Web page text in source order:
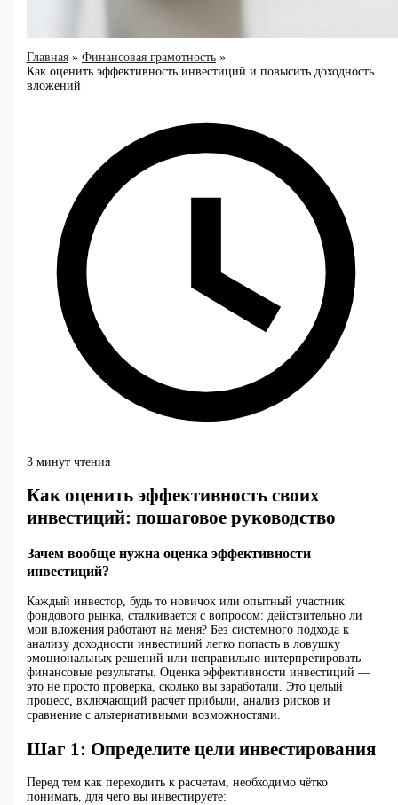
Главная
Финансовая грамотность
Как оценить эффективность инвестиций и повысить доходность
вложений
3 минут чтения
Как оценить эффективность своих
инвестиций: пошаговое руководство
Зачем вообще нужна оценка эффективности
инвестиций?
Каждый инвестор, будь то новичок или опытный участник
фондового рынка, сталкивается с вопросом: действительно ли
мои вложения работают на меня? Без системного подхода к
анализу доходности инвестиций легко попасть в ловушку
эмоциональных решений или неправильно интерпретировать
финансовые результаты. Оценка эффективности инвестиций —
это не просто проверка, сколько вы заработали. Это целый
процесс, включающий расчет прибыли, анализ рисков и
сравнение с альтернативными возможностями.
Шаг 1: Определите цели инвестирования
Перед тем как переходить к расчетам, необходимо чётко
понимать, для чего вы инвестируете: